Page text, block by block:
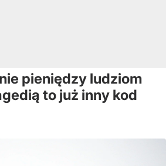
pieniędzy ludziom
to już inny kod